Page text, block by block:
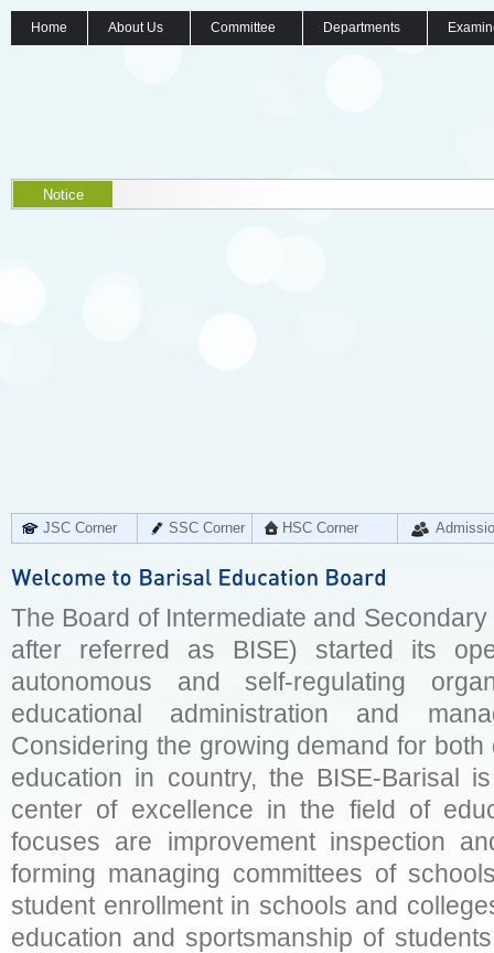
Home About Us Committee Departments
Notice
JSC Corner SSC Corner HSC Corner
The Board of Intermediate and
after referred as BISE) started its
autonomous and self-regulating
educational administration and
Considering the growing demand for
education in country, the BISE-Barisal
center of excellence in the field of
focuses are improvement inspection
forming managing committees of
student enrollment in schools and
education and sportsmanship of